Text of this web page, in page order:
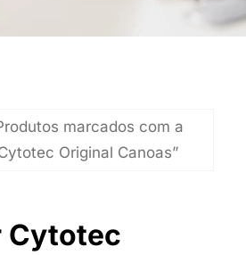
marcados com a
Original Canoas”
Cytotec